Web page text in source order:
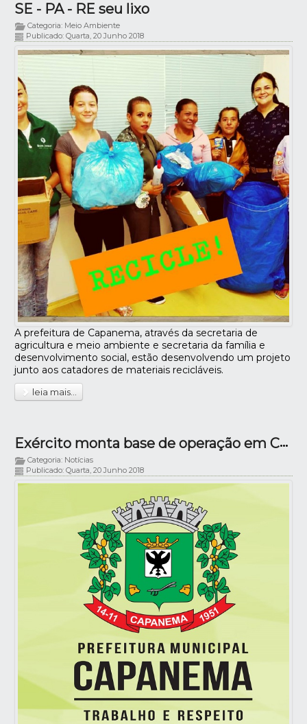
SE - PA - RE seu lixo
Categoria: Meio Ambiente
Publicado: Quarta, 20 Junho 2018
A prefeitura de Capanema, através da secretaria de
agricultura e meio ambiente e secretaria da família e
desenvolvimento social, estão desenvolvendo um projeto
junto aos catadores de materiais recicláveis.
leia mais...
Exército monta base de operação em Capanema
Categoria: Notícias
Publicado: Quarta, 20 Junho 2018